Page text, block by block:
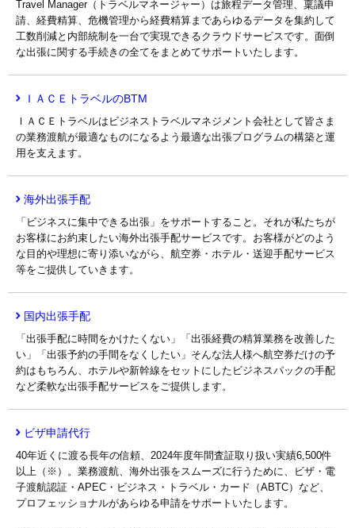
Travel Manager（トラベルマネージャー）は旅程データ管理、稟議申
請、経費精算、危機管理から経費精算まであらゆるデータを集約して
工数削減と内部統制を一台で実現できるクラウドサービスです。面倒
な出張に関する手続きの全てをまとめてサポートいたします。
ＩＡＣＥトラベルのBTM
ＩＡＣＥトラベルはビジネストラベルマネジメント会社として皆さま
の業務渡航が最適なものになるよう最適な出張プログラムの構築と運
用を支えます。
海外出張手配
「ビジネスに集中できる出張」をサポートすること。それが私たちが
お客様にお約束したい海外出張手配サービスです。お客様がどのよう
な目的や理想に寄り添いながら、航空券・ホテル・送迎手配サービス
等をご提供していきます。
国内出張手配
「出張手配に時間をかけたくない」「出張経費の精算業務を改善した
い」「出張予約の手間をなくしたい」そんな法人様へ航空券だけの予
約はもちろん、ホテルや新幹線をセットにしたビジネスパックの手配
など柔軟な出張手配サービスをご提供します。
ビザ申請代行
40年近くに渡る長年の信頼、2024年度年間査証取り扱い実績6,500件
以上（※）。業務渡航、海外出張をスムーズに行うために、ビザ・電
子渡航認証・APEC・ビジネス・トラベル・カード（ABTC）など、
プロフェッショナルがあらゆる申請をサポートいたします。